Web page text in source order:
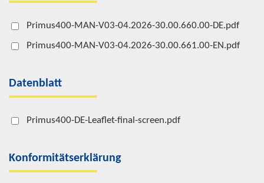
Primus400-MAN-V03-04.2026-30.00.660.00-DE.pdf
Primus400-MAN-V03-04.2026-30.00.661.00-EN.pdf
Datenblatt
Primus400-DE-Leaflet-final-screen.pdf
Konformitätserklärung